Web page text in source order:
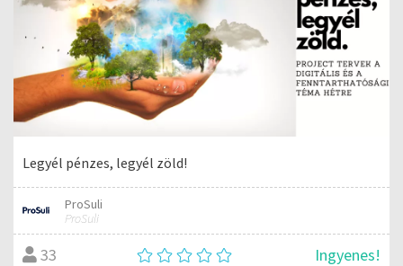
Legyél pénzes, legyél zöld!
ProSuli
ProSuli
33 Ingyenes!